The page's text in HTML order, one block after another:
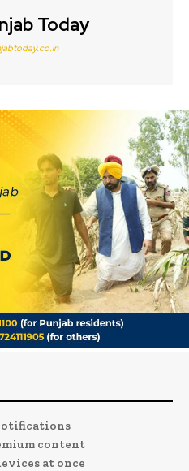
Today
content
at once